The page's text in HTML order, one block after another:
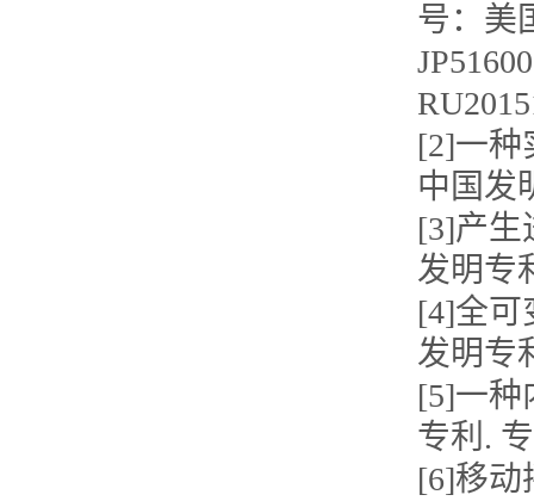
号：美
[2]一种
中国发
[3]产生
发明专
[4]全可
发明专
[5]一种
专利.
[6]移动